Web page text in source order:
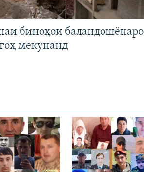
биноҳои баландошёнаро
мекунанд